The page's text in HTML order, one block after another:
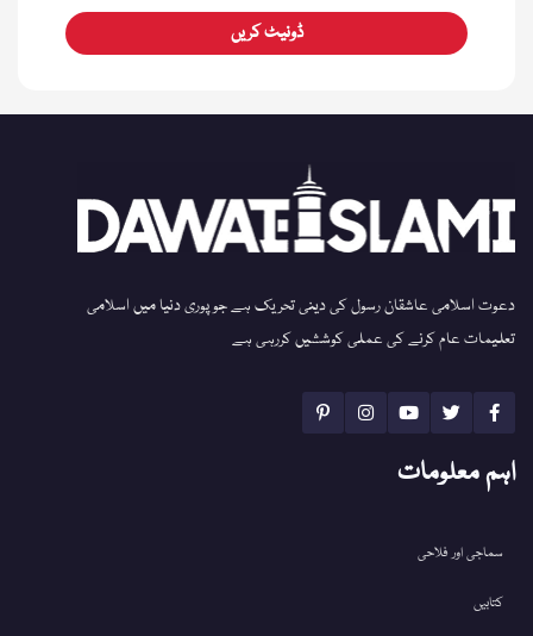
ڈونیٹ کریں
دعوت اسلامی عاشقان رسول کی دینی تحریک ہے جو پوری دنیا میں اسلامی
تعلیمات عام کرنے کی عملی کوششیں کررہی ہے
اہم معلومات
سماجی اور فلاحی
کتابیں